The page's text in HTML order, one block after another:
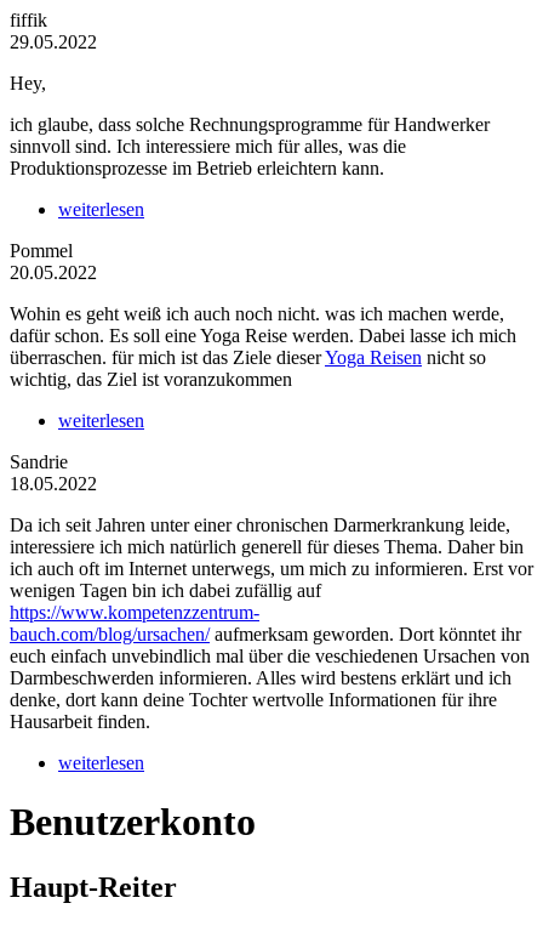
fiffik
29.05.2022
Hey,
ich glaube, dass solche Rechnungsprogramme für Handwerker
sinnvoll sind. Ich interessiere mich für alles, was die
Produktionsprozesse im Betrieb erleichtern kann.
weiterlesen
Pommel
20.05.2022
Wohin es geht weiß ich auch noch nicht. was ich machen werde,
dafür schon. Es soll eine Yoga Reise werden. Dabei lasse ich mich
überraschen. für mich ist das Ziele dieserYoga Reisen nicht so
wichtig, das Ziel ist voranzukommen
weiterlesen
Sandrie
18.05.2022
Da ich seit Jahren unter einer chronischen Darmerkrankung leide,
interessiere ich mich natürlich generell für dieses Thema. Daher bin
ich auch oft im Internet unterwegs, um mich zu informieren. Erst vor
wenigen Tagen bin ich dabei zufällig auf
https://www.kompetenzzentrum-
bauch.com/blog/ursachen/aufmerksam geworden. Dort könntet ihr
euch einfach unvebindlich mal über die veschiedenen Ursachen von
Darmbeschwerden informieren. Alles wird bestens erklärt und ich
denke, dort kann deine Tochter wertvolle Informationen für ihre
Hausarbeit finden.
weiterlesen
Benutzerkonto
Haupt-Reiter